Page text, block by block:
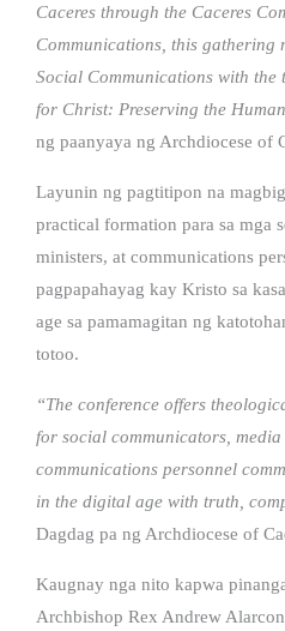
Caceres through the Caceres
Communications, this gathering
Social Communications with the
for Christ: Preserving the
ng paanyaya ng Archdiocese of
Layunin ng pagtitipon na
practical formation para sa mga
ministers, at communications
pagpapahayag kay Kristo sa
age sa pamamagitan ng
totoo.
“The conference offers
for social communicators,
communications personnel
in the digital age with truth,
Dagdag pa ng Archdiocese of
Kaugnay nga nito kapwa
Archbishop Rex Andrew